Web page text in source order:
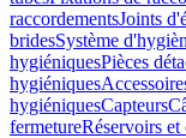
raccordementsJoints
bridesSystème
hygiéniquesPièces
hygiéniques
hygiéniquesCapteurs
fermetureRéservoirs